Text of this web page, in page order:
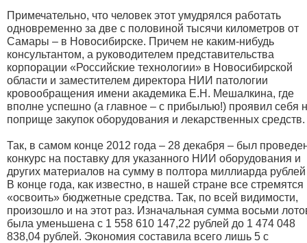
Примечательно, что человек этот умудрялся работать
одновременно за две с половиной тысячи километров от
Самары – в Новосибирске. Причем не каким-нибудь
консультантом, а руководителем представительства
корпорации «Российские технологии» в Новосибирской
области и заместителем директора НИИ патологии
кровообращения имени академика Е.Н. Мешалкина, где
вполне успешно (а главное – с прибылью!) проявил себя
поприще закупок оборудования и лекарственных средств.
Так, в самом конце 2012 года – 28 декабря – был
конкурс на поставку для указанного НИИ оборудования и
других материалов на сумму в полтора миллиарда рублей
В конце года, как известно, в нашей стране все стремятся
«освоить» бюджетные средства. Так, по всей видимости,
произошло и на этот раз. Изначальная сумма восьми
была уменьшена с 1 558 610 147,22 рублей до 1 474 048
838,04 рублей. Экономия составила всего лишь 5 с